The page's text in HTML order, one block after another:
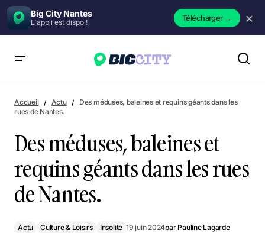
Big City Nantes
L'appli est dispo ! Télécharger→ ×
Nantes.
Accueil Actu
Des méduses, baleines et requins géants dans les
rues de Nantes.
Des méduses, baleines et
requins géants dans les rues
de Nantes.
Actu Culture & Loisirs Insolite 19 juin 2024par Pauline Lagarde